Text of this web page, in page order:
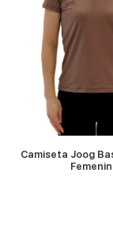
VER MÁS
Camiseta Joog